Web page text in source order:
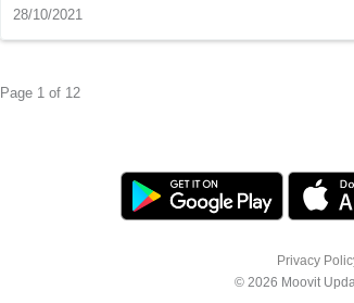
28/10/2021
Page 1 of 12
Privacy
© 2026 Moovit